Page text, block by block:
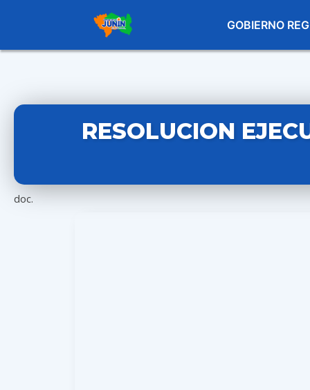
GOBIERNO
RESOLUCION
doc.